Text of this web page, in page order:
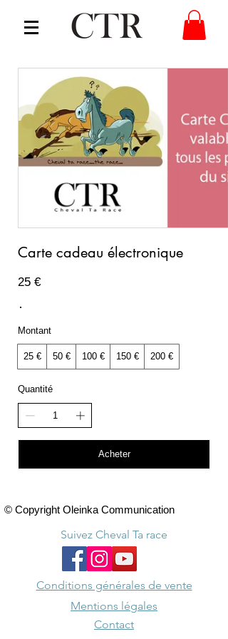
Carte cadeau électronique
25 €
Montant
25 € 50 € 100 € 150 € 200 €
Quantité
Acheter
© Copyright Oleinka Communication
Suivez Cheval Ta race
Conditions générales de vente
Mentions légales
Contact